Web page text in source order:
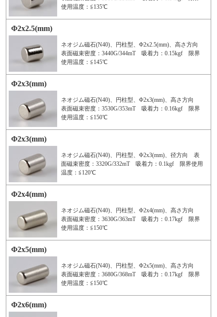
使用温度：≦135℃
Φ2x2.5(mm)
ネオジム磁石(N40)、円柱型、Φ2x2.5(mm)、高さ方向
表面磁束密度：3440G/344mT 吸着力：0.15kgf 限界
使用温度：≦145℃
Φ2x3(mm)
ネオジム磁石(N40)、円柱型、Φ2x3(mm)、高さ方向
表面磁束密度：3530G/353mT 吸着力：0.16kgf 限界
使用温度：≦150℃
Φ2x3(mm)
ネオジム磁石(N40)、円柱型、Φ2x3(mm)、径方向 表
面磁束密度：3320G/332mT 吸着力：0.1kgf 限界使用
温度：≦120℃
Φ2x4(mm)
ネオジム磁石(N40)、円柱型、Φ2x4(mm)、高さ方向
表面磁束密度：3630G/363mT 吸着力：0.17kgf 限界
使用温度：≦150℃
Φ2x5(mm)
ネオジム磁石(N40)、円柱型、Φ2x5(mm)、高さ方向
表面磁束密度：3680G/368mT 吸着力：0.17kgf 限界
使用温度：≦150℃
Φ2x6(mm)